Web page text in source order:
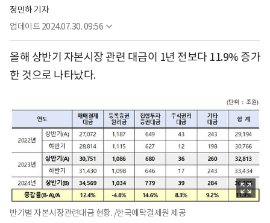
정민하 기자
업데이트 2024.07.30. 09:56
올해 상반기 자본시장 관련 대금이 1년 전보다 11.9% 증가
한 것으로 나타났다.
반기별 자본시장관련대금 현황. /한국예탁결제원 제공